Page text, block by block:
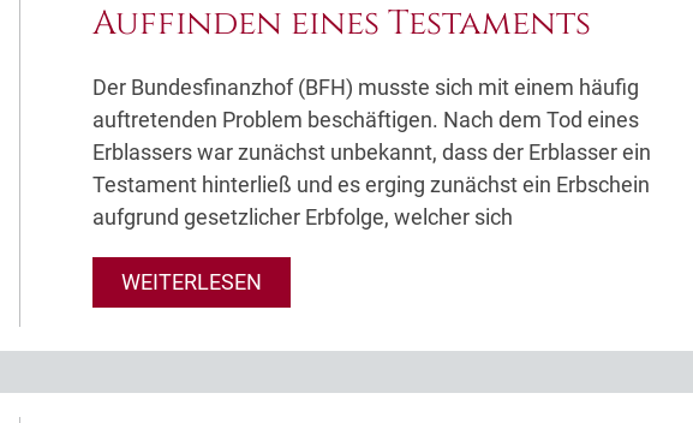
Auffinden eines Testaments
Der Bundesfinanzhof (BFH) musste sich mit einem häufig
auftretenden Problem beschäftigen. Nach dem Tod eines
Erblassers war zunächst unbekannt, dass der Erblasser ein
Testament hinterließ und es erging zunächst ein Erbschein
aufgrund gesetzlicher Erbfolge, welcher sich
WEITERLESEN